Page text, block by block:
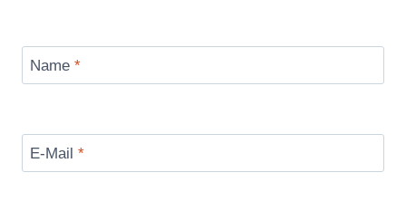
Name *
E-Mail *